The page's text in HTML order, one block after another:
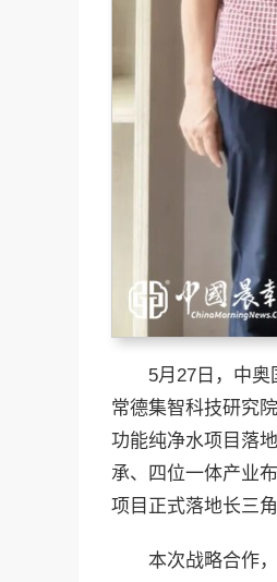
5月27日，中奥
常德集智科技研究
功能纯净水项目落
承、四位一体产业
项目正式落地长三
本次战略合作